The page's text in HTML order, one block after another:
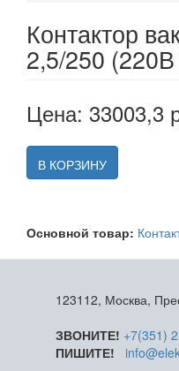
Контактор
2,5/250
Цена: 33003,3
В КОРЗИНУ
Основной товар:
123112, Москва,
ЗВОНИТЕ! +7(351)
ПИШИТЕ!